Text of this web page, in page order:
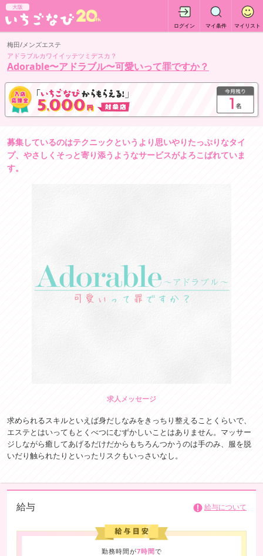
大阪
ログイン マイ条件 マイリスト
梅田/メンズエステ
アドラブルカワイイッテツミデスカ？
Adorable〜アドラブル〜可愛いって罪ですか？
募集しているのはテクニックというより思いやりたっぷりなタイ
プ、やさしくそっと寄り添うようなサービスがよろこばれていま
す。
求人メッセージ
求められるスキルといえば身だしなみをきっちり整えることくらいで、
エステとはいってもとくべつにむずかしいことはありません。マッサー
ジしながら癒してあげるだけだからもちろんつかうのは手のみ、服を脱
いだり触られたりといったリスクもいっさいなし。
給与 給与について
勤務時間が7時間で